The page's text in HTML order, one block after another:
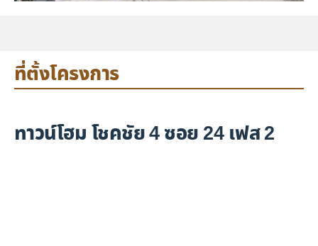
ที่ตั้งโครงการ
ทาวน์โฮม โชคชัย 4 ซอย 24 เฟส 2